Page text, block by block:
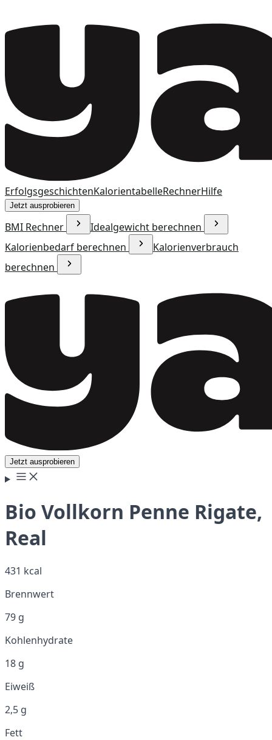
ErfolgsgeschichtenKalorientabelleRechnerHilfe
Jetzt ausprobieren
BMI Rechner
Idealgewicht berechnen
Kalorienbedarf berechnen
Kalorienverbrauch
berechnen
Jetzt ausprobieren
Bio Vollkorn Penne Rigate,
Real
431 kcal
Brennwert
79 g
Kohlenhydrate
18 g
Eiweiß
2,5 g
Fett